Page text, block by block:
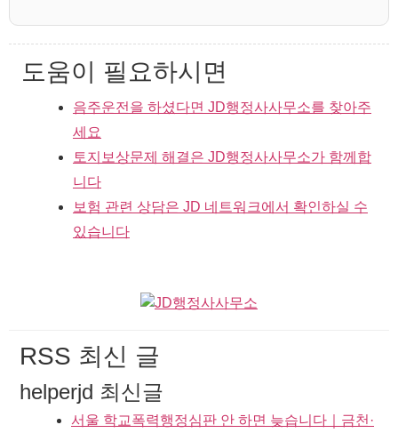
도움이 필요하시면
음주운전을 하셨다면 JD행정사사무소를 찾아주
세요
토지보상문제 해결은 JD행정사사무소가 함께합
니다
보험 관련 상담은 JD 네트워크에서 확인하실 수
있습니다
RSS 최신 글
helperjd 최신글
서울 학교폭력행정심판 안 하면 늦습니다｜금천·